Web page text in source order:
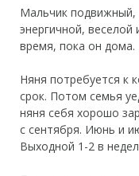
Мальчик
энергичной, веселой
время, пока он дома.
Няня потребуется к
срок. Потом семья
няня себя хорошо
с сентября. Июнь и
Выходной 1-2 в